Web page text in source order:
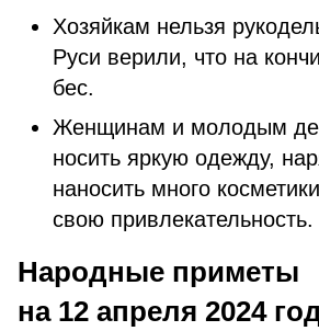
Хозяйкам нельзя
Руси верили, что на
бес.
Женщинам и молодым
носить яркую одежду,
наносить много
свою привлекательность.
Народные приметы
на 12 апреля 2024